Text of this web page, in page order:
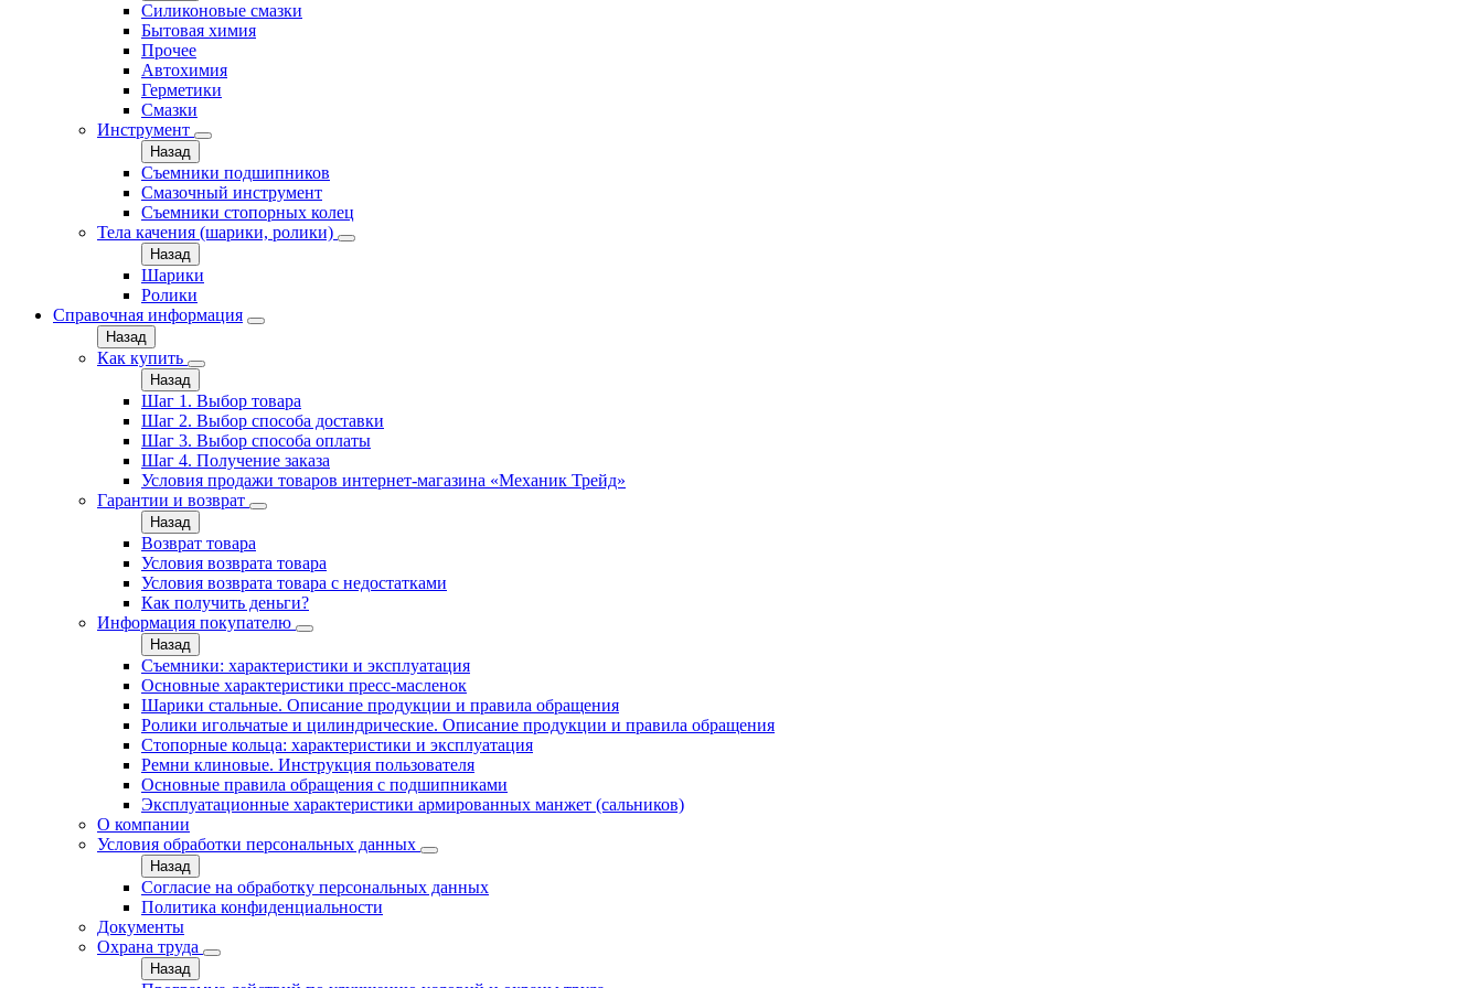
Силиконовые смазки
Бытовая химия
Прочее
Автохимия
Герметики
Смазки
Инструмент
Назад
Съемники подшипников
Смазочный инструмент
Съемники стопорных колец
Тела качения (шарики, ролики)
Назад
Шарики
Ролики
Справочная информация
Назад
Как купить
Назад
Шаг 1. Выбор товара
Шаг 2. Выбор способа доставки
Шаг 3. Выбор способа оплаты
Шаг 4. Получение заказа
Условия продажи товаров интернет-магазина «Механик Трейд»
Гарантии и возврат
Назад
Возврат товара
Условия возврата товара
Условия возврата товара с недостатками
Как получить деньги?
Информация покупателю
Назад
Съемники: характеристики и эксплуатация
Основные характеристики пресс‑масленок
Шарики стальные. Описание продукции и правила обращения
Ролики игольчатые и цилиндрические. Описание продукции и правила обращения
Стопорные кольца: характеристики и эксплуатация
Ремни клиновые. Инструкция пользователя
Основные правила обращения с подшипниками
Эксплуатационные характеристики армированных манжет (сальников)
О компании
Условия обработки персональных данных
Назад
Согласие на обработку персональных данных
Политика конфиденциальности
Документы
Охрана труда
Назад